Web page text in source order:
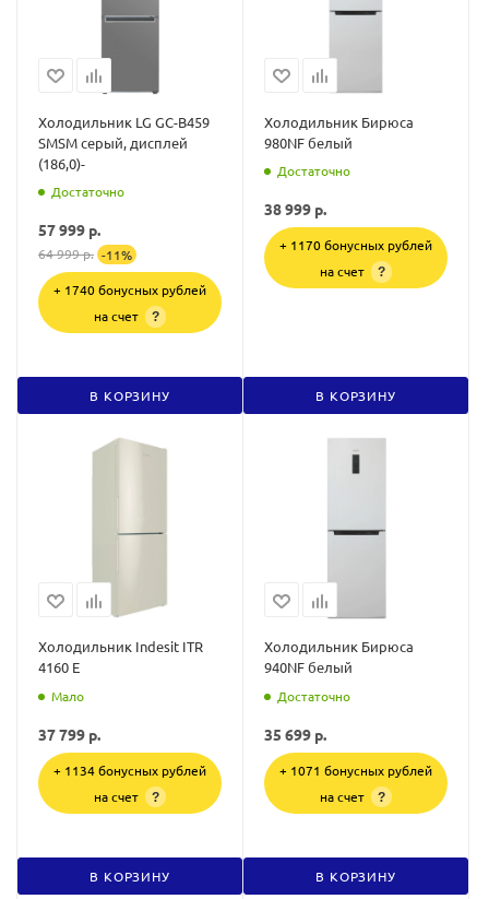
Холодильник LG GC-B459
SMSM серый, дисплей
(186,0)-
Достаточно
57 999 р.
64 999р. -11%
+ 1740 бонусных рублей
на счет
?
В КОРЗИНУ
Холодильник Бирюса
980NF белый
Достаточно
38 999 р.
+ 1170 бонусных рублей
на счет
?
В КОРЗИНУ
Холодильник Indesit ITR
4160 E
Мало
37 799 р.
+ 1134 бонусных рублей
на счет
?
В КОРЗИНУ
Холодильник Бирюса
940NF белый
Достаточно
35 699 р.
+ 1071 бонусных рублей
на счет
?
В КОРЗИНУ